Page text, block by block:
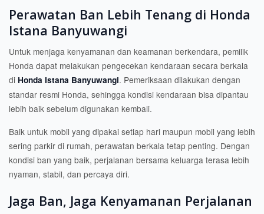
Perawatan Ban Lebih Tenang di Honda
Istana Banyuwangi
Untuk menjaga kenyamanan dan keamanan berkendara, pemilik
Honda dapat melakukan pengecekan kendaraan secara berkala
di Honda Istana Banyuwangi. Pemeriksaan dilakukan dengan
standar resmi Honda, sehingga kondisi kendaraan bisa dipantau
lebih baik sebelum digunakan kembali.
Baik untuk mobil yang dipakai setiap hari maupun mobil yang lebih
sering parkir di rumah, perawatan berkala tetap penting. Dengan
kondisi ban yang baik, perjalanan bersama keluarga terasa lebih
nyaman, stabil, dan percaya diri.
Jaga Ban, Jaga Kenyamanan Perjalanan